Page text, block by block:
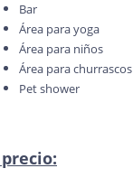
Bar
Área para yoga
Área para niños
Área para churrascos
Pet shower
precio: